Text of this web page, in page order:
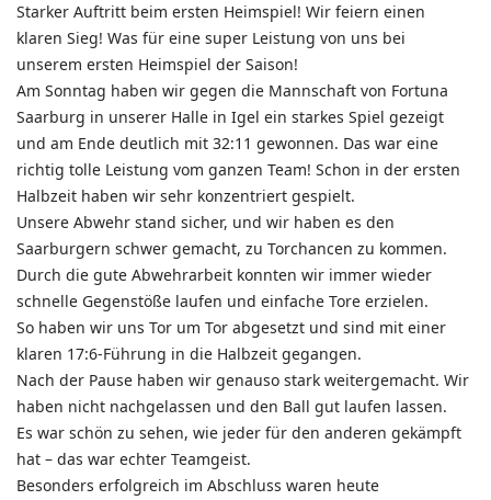
Starker Auftritt beim ersten Heimspiel! Wir feiern einen
klaren Sieg! Was für eine super Leistung von uns bei
unserem ersten Heimspiel der Saison!
Am Sonntag haben wir gegen die Mannschaft von Fortuna
Saarburg in unserer Halle in Igel ein starkes Spiel gezeigt
und am Ende deutlich mit 32:11 gewonnen. Das war eine
richtig tolle Leistung vom ganzen Team! Schon in der ersten
Halbzeit haben wir sehr konzentriert gespielt.
Unsere Abwehr stand sicher, und wir haben es den
Saarburgern schwer gemacht, zu Torchancen zu kommen.
Durch die gute Abwehrarbeit konnten wir immer wieder
schnelle Gegenstöße laufen und einfache Tore erzielen.
So haben wir uns Tor um Tor abgesetzt und sind mit einer
klaren 17:6-Führung in die Halbzeit gegangen.
Nach der Pause haben wir genauso stark weitergemacht. Wir
haben nicht nachgelassen und den Ball gut laufen lassen.
Es war schön zu sehen, wie jeder für den anderen gekämpft
hat – das war echter Teamgeist.
Besonders erfolgreich im Abschluss waren heute